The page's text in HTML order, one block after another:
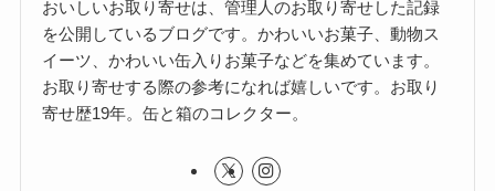
おいしいお取り寄せは、管理人のお取り寄せした記録
を公開しているブログです。かわいいお菓子、動物ス
イーツ、かわいい缶入りお菓子などを集めています。
お取り寄せする際の参考になれば嬉しいです。お取り
寄せ歴19年。缶と箱のコレクター。